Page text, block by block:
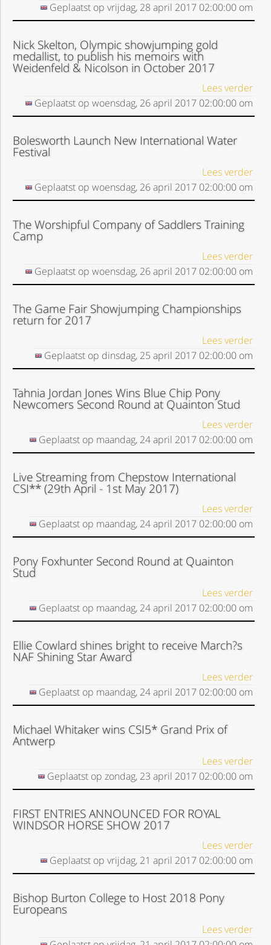
Geplaatst op vrijdag, 28 april 2017 02:00:00om
Nick Skelton, Olympic showjumping gold
medallist, to publish his memoirs with
Weidenfeld & Nicolson in October 2017
Lees verder
Geplaatst op woensdag, 26 april 2017 02:00:00om
Bolesworth Launch New International Water
Festival
Lees verder
Geplaatst op woensdag, 26 april 2017 02:00:00om
The Worshipful Company of Saddlers Training
Camp
Lees verder
Geplaatst op woensdag, 26 april 2017 02:00:00om
The Game Fair Showjumping Championships
return for 2017
Lees verder
Geplaatst op dinsdag, 25 april 2017 02:00:00om
Tahnia Jordan Jones Wins Blue Chip Pony
Newcomers Second Round at Quainton Stud
Lees verder
Geplaatst op maandag, 24 april 2017 02:00:00om
Live Streaming from Chepstow International
CSI** (29th April - 1st May 2017)
Lees verder
Geplaatst op maandag, 24 april 2017 02:00:00om
Pony Foxhunter Second Round at Quainton
Stud
Lees verder
Geplaatst op maandag, 24 april 2017 02:00:00om
Ellie Cowlard shines bright to receive March?s
NAF Shining Star Award
Lees verder
Geplaatst op maandag, 24 april 2017 02:00:00om
Michael Whitaker wins CSI5* Grand Prix of
Antwerp
Lees verder
Geplaatst op zondag, 23 april 2017 02:00:00om
FIRST ENTRIES ANNOUNCED FOR ROYAL
WINDSOR HORSE SHOW 2017
Lees verder
Geplaatst op vrijdag, 21 april 2017 02:00:00om
Bishop Burton College to Host 2018 Pony
Europeans
Lees verder